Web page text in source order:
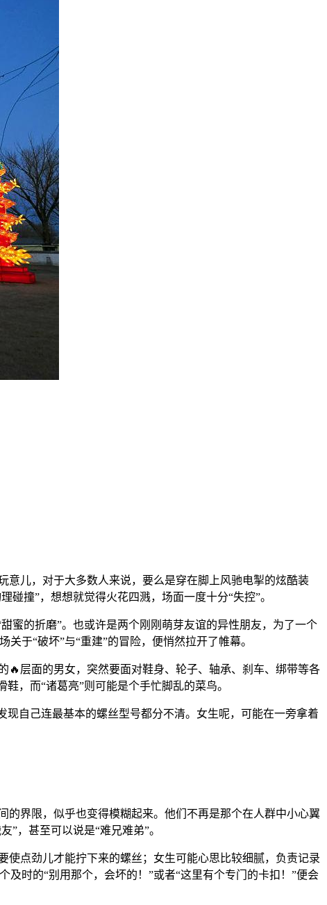
意儿，对于大多数人来说，要么是穿在脚上风驰电掣的炫酷装
撞”，想想就觉得火花四溅，场面一度十分“失控”。
蜜的折磨”。也或许是两个刚刚萌芽友谊的异性朋友，为了一个
于“破坏”与“重建”的冒险，便悄然拉开了帷幕。
🔥层面的男女，突然要面对鞋身、轮子、轴承、刹车、绑带等各
，而“诸葛亮”则可能是个手忙脚乱的菜鸟。
自己连最基本的螺丝型号都分不清。女生呢，可能在一旁拿着
的界限，似乎也变得模糊起来。他们不再是那个在人群中小心翼
”，甚至可以说是“难兄难弟”。
使点劲儿才能拧下来的螺丝；女生可能心思比较细腻，负责记录
时的“别用那个，会坏的！”或者“这里有个专门的卡扣！”便会